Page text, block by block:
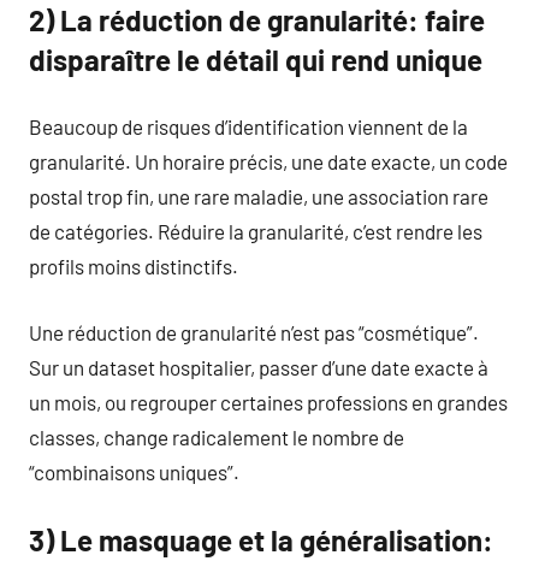
2) La réduction de granularité: faire
disparaître le détail qui rend unique
Beaucoup de risques d’identification viennent de la
granularité. Un horaire précis, une date exacte, un code
postal trop fin, une rare maladie, une association rare
de catégories. Réduire la granularité, c’est rendre les
profils moins distinctifs.
Une réduction de granularité n’est pas “cosmétique”.
Sur un dataset hospitalier, passer d’une date exacte à
un mois, ou regrouper certaines professions en grandes
classes, change radicalement le nombre de
“combinaisons uniques”.
3) Le masquage et la généralisation: